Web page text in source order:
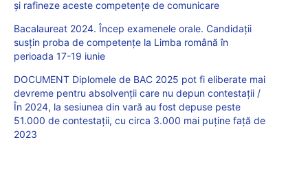
și rafineze aceste competențe de comunicare
Bacalaureat 2024. Încep examenele orale. Candidații
susțin proba de competențe la Limba română în
perioada 17-19 iunie
DOCUMENT Diplomele de BAC 2025 pot fi eliberate mai
devreme pentru absolvenții care nu depun contestații /
În 2024, la sesiunea din vară au fost depuse peste
51.000 de contestații, cu circa 3.000 mai puține față de
2023